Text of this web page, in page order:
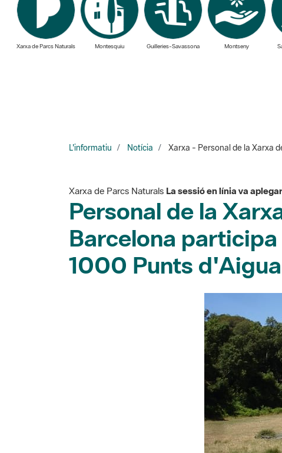
Xarxa de Parcs Naturals Montesquiu Guilleries-Savassona
Personal de la
Barcelona participa
1000 Punts d'Aigua